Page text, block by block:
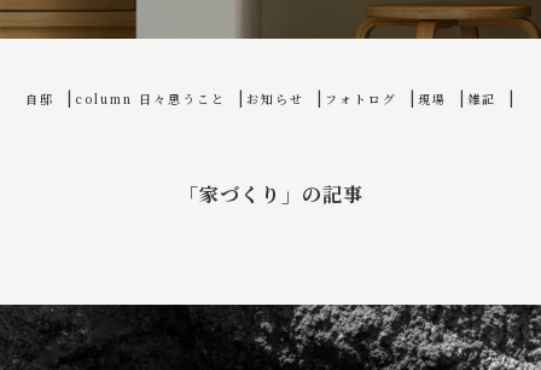
home blog
自邸 column 日々思うこと お知らせ フォトログ 現場 雑記
「家づくり」の記事